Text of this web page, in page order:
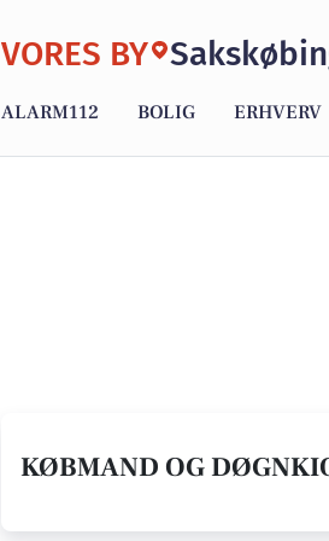
VORES BY
ALARM112 BOLIG ERHVERV
KØBMAND OG